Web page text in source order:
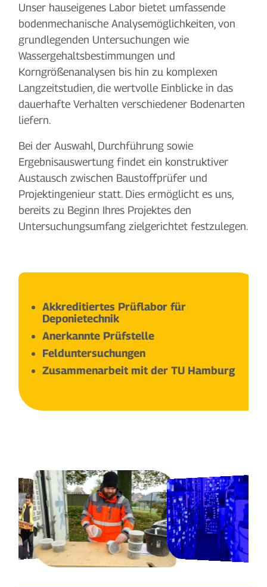
Unser hauseigenes Labor bietet umfassende
bodenmechanische Analysemöglichkeiten, von
grundlegenden Untersuchungen wie
Wassergehaltsbestimmungen und
Korngrößenanalysen bis hin zu komplexen
Langzeitstudien, die wertvolle Einblicke in das
dauerhafte Verhalten verschiedener Bodenarten
liefern.
Bei der Auswahl, Durchführung sowie
Ergebnisauswertung findet ein konstruktiver
Austausch zwischen Baustoffprüfer und
Projektingenieur statt. Dies ermöglicht es uns,
bereits zu Beginn Ihres Projektes den
Untersuchungsumfang zielgerichtet festzulegen.
Akkreditiertes Prüflabor für
Deponietechnik
Anerkannte Prüfstelle
Felduntersuchungen
Zusammenarbeit mit der TU Hamburg